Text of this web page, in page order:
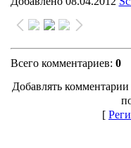
Всего комментариев: 0
Добавлять
[